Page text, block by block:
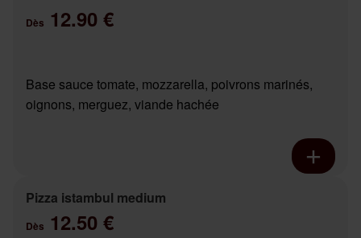
Dès 12.90 €
Base sauce tomate, mozzarella, poivrons marinés,
oignons, merguez, viande hachée
Pizza istambul medium
Dès 12.50 €